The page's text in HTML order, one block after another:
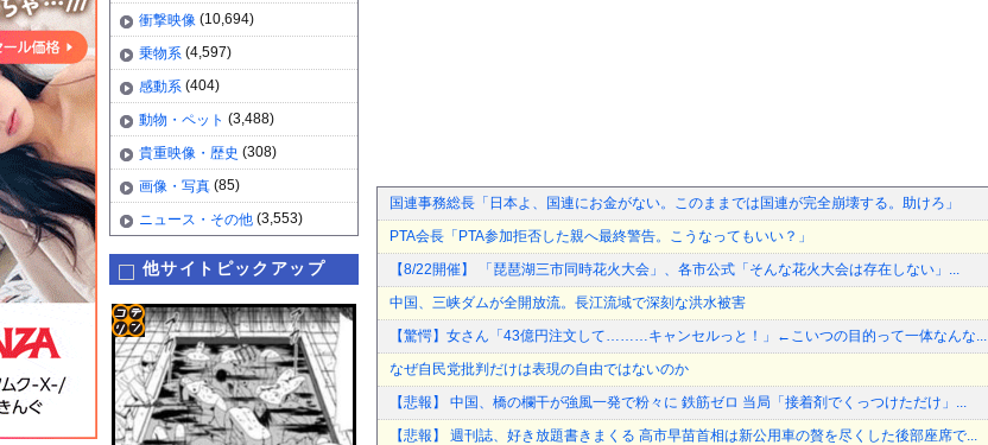
衝撃映像 (10,694)
乗物系 (4,597)
感動系 (404)
動物・ペット (3,488)
貴重映像・歴史 (308)
画像・写真 (85)
ニュース・その他 (3,553)
他サイトピックアップ
コテ
リン
- 固
国連事務総長「日本よ、国連にお金がない。このままでは国連が完全崩壊する。助けろ」
PTA会長「PTA参加拒否した親へ最終警告。こうなってもいい？」
【8/22開催】 「琵琶湖三市同時花火大会」、各市公式「そんな花火大会は存在しない」...
中国、三峡ダムが全開放流。長江流域で深刻な洪水被害
【驚愕】女さん「43億円注文して………キャンセルっと！」←こいつの目的って一体なんな...
なぜ自民党批判だけは表現の自由ではないのか
【悲報】 中国、橋の欄干が強風一発で粉々に 鉄筋ゼロ 当局「接着剤でくっつけただけ」...
【悲報】 週刊誌、好き放題書きまくる 高市早苗首相は新公用車の贅を尽くした後部座席で...